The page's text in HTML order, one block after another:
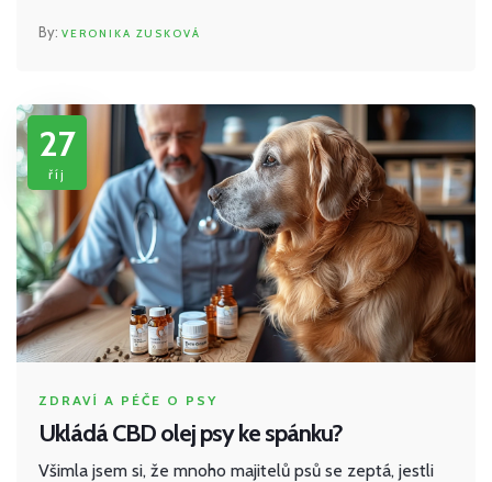
dozvíme více.
VERONIKA ZUSKOVÁ
27
říj
ZDRAVÍ A PÉČE O PSY
Ukládá CBD olej psy ke spánku?
Všimla jsem si, že mnoho majitelů psů se zeptá, jestli